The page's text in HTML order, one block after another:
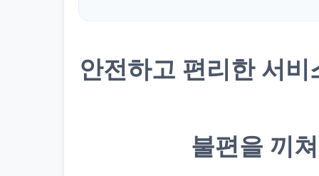
안전하고 편리한 서
불편을 끼